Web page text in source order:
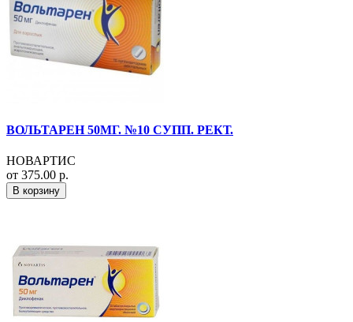
ВОЛЬТАРЕН 50МГ. №10 СУПП. РЕКТ.
НОВАРТИС
от 375.00 р.
В корзину